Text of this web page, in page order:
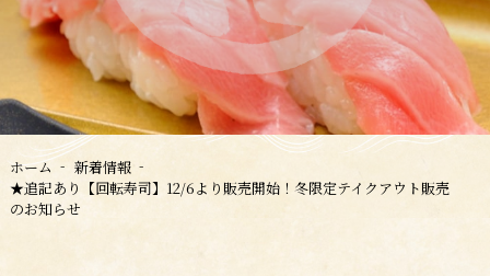
ホーム
新着情報
★追記あり【回転寿司】12/6より販売開始！冬限定テイクアウト販売
のお知らせ